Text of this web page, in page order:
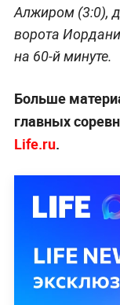
Алжиром (3:0),
ворота
на 60-й минуте.
Больше
главных
Life.ru.